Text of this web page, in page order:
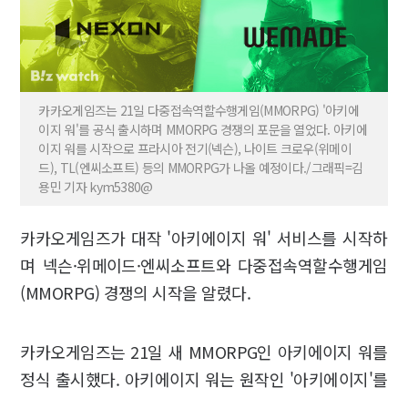
카카오게임즈는 21일 다중접속역할수행게임(MMORPG) '아키에
이지 워'를 공식 출시하며 MMORPG 경쟁의 포문을 열었다. 아키에
이지 워를 시작으로 프라시아 전기(넥슨), 나이트 크로우(위메이
드), TL(엔씨소프트) 등의 MMORPG가 나올 예정이다./그래픽=김
용민 기자 kym5380@
카카오게임즈가 대작 '아키에이지 워' 서비스를 시작하
며 넥슨·위메이드·엔씨소프트와 다중접속역할수행게임
(MMORPG) 경쟁의 시작을 알렸다.
카카오게임즈는 21일 새 MMORPG인 아키에이지 워를
정식 출시했다. 아키에이지 워는 원작인 '아키에이지'를